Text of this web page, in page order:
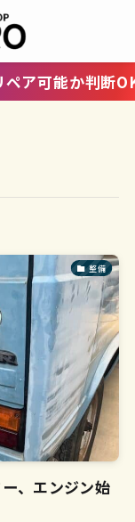
ア可能か判断OK
整備
、エンジン始